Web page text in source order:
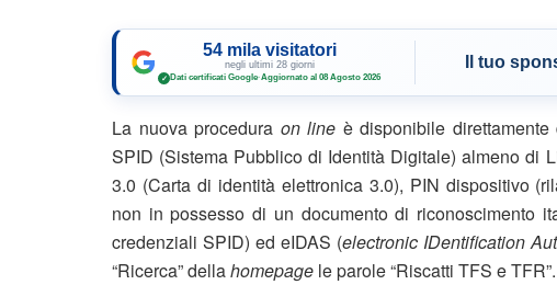
54 mila visitatori
negli ultimi 28 giorni
✓ Dati certificati Google·Aggiornato al 08 Agosto 2026
Il tuo
La nuova procedura on line è disponibile
SPID (Sistema Pubblico di Identità Digitale) almeno di
3.0 (Carta di identità elettronica 3.0), PIN dispositivo
non in possesso di un documento di riconoscimento
credenziali SPID) ed eIDAS (electronic IDentification
“Ricerca” dellahomepage le parole “Riscatti TFS e TFR”.